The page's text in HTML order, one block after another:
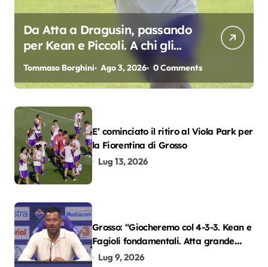
Da Atta a Dragusin, passando
per Kean e Piccoli. A chi gli
oscar del precampionato?
Tommaso Borghini Ago 3, 2026 0 Comments
E’ cominciato il ritiro al Viola Park per
la Fiorentina di Grosso
Lug 13, 2026
Grosso: “Giocheremo col 4-3-3. Kean e
Fagioli fondamentali. Atta grande
colpo”
Lug 9, 2026